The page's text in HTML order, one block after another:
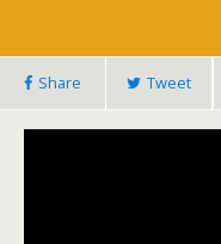
Share Tweet